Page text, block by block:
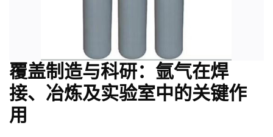
覆盖制造与科研：氩气在焊
接、冶炼及实验室中的关键作
用